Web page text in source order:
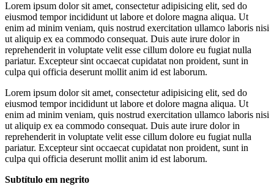
Lorem ipsum dolor sit amet, consectetur adipisicing elit, sed do
eiusmod tempor incididunt ut labore et dolore magna aliqua. Ut
enim ad minim veniam, quis nostrud exercitation ullamco laboris nisi
ut aliquip ex ea commodo consequat. Duis aute irure dolor in
reprehenderit in voluptate velit esse cillum dolore eu fugiat nulla
pariatur. Excepteur sint occaecat cupidatat non proident, sunt in
culpa qui officia deserunt mollit anim id est laborum.
Lorem ipsum dolor sit amet, consectetur adipisicing elit, sed do
eiusmod tempor incididunt ut labore et dolore magna aliqua. Ut
enim ad minim veniam, quis nostrud exercitation ullamco laboris nisi
ut aliquip ex ea commodo consequat. Duis aute irure dolor in
reprehenderit in voluptate velit esse cillum dolore eu fugiat nulla
pariatur. Excepteur sint occaecat cupidatat non proident, sunt in
culpa qui officia deserunt mollit anim id est laborum.
Subtítulo em negrito